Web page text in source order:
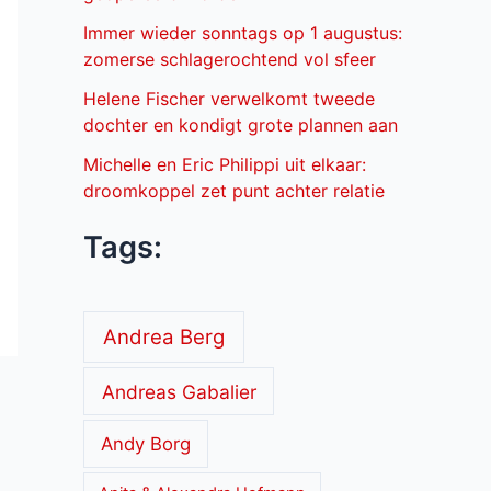
Immer wieder sonntags op 1 augustus:
zomerse schlagerochtend vol sfeer
Helene Fischer verwelkomt tweede
dochter en kondigt grote plannen aan
Michelle en Eric Philippi uit elkaar:
droomkoppel zet punt achter relatie
Tags:
Andrea Berg
Andreas Gabalier
Andy Borg